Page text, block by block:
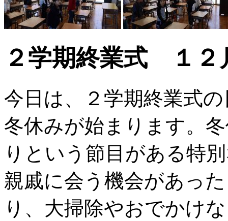
２学期終業式 １２
今日は、２学期終業式
冬休みが始まります。
りという節目がある特
親戚に会う機会があっ
り、大掃除やおでかけ